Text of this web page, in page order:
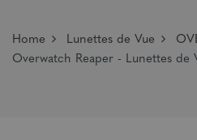
Home Lunettes de Vue
Overwatch Reaper - Lunettes de